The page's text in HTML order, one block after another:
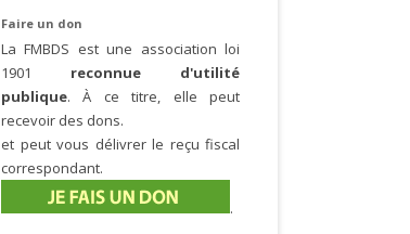
Faire un don
La FMBDS est une association loi
1901 reconnue d'utilité
publique. À ce titre, elle peut
recevoir des dons.
et peut vous délivrer le reçu fiscal
correspondant.
.